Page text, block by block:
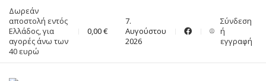
Δωρεάν
αποστολή εντός
Ελλάδος, για
αγορές άνω των
40 ευρώ
0,00€
7.
Αυγούστου
2026
Σύνδεση
ή
εγγραφή